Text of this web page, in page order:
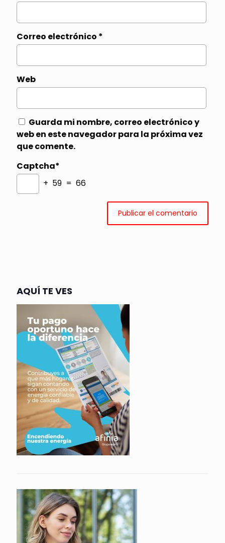
Correo electrónico *
Web
Guarda mi nombre, correo electrónico y
web en este navegador para la próxima vez
que comente.
Captcha*
+ 59 = 66
AQUÍ TE VES